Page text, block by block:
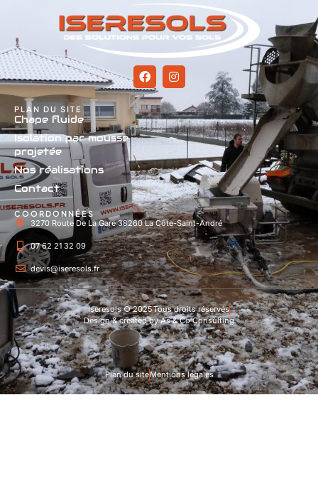
Chape fluide
Isolation par mousse
projetée
Nos réalisations
Contact
PLAN DU SITE
COORDONNÉES
3270 Route De La Gare 38260 La Côte-Saint-André
07 62 21 32 09
devis@iseresols.fr
Iseresols © 2025Tous droits réservés
Design & created by As & Co Consulting
Plan du siteMentions légales